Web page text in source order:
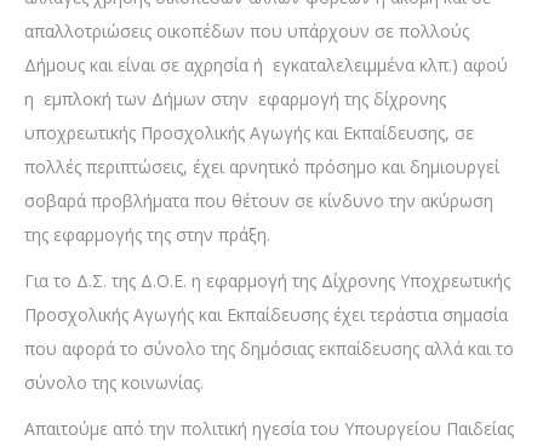
απαλλοτριώσεις οικοπέδων που υπάρχουν σε πολλούς
Δήμους και είναι σε αχρησία ή εγκαταλελειμμένα κλπ.) αφού
η εμπλοκή των Δήμων στην εφαρμογή της δίχρονης
υποχρεωτικής Προσχολικής Αγωγής και Εκπαίδευσης, σε
πολλές περιπτώσεις, έχει αρνητικό πρόσημο και δημιουργεί
σοβαρά προβλήματα που θέτουν σε κίνδυνο την ακύρωση
της εφαρμογής της στην πράξη.
Για το Δ.Σ. της Δ.Ο.Ε. η εφαρμογή της Δίχρονης Υποχρεωτικής
Προσχολικής Αγωγής και Εκπαίδευσης έχει τεράστια σημασία
που αφορά το σύνολο της δημόσιας εκπαίδευσης αλλά και το
σύνολο της κοινωνίας.
Απαιτούμε από την πολιτική ηγεσία του Υπουργείου Παιδείας